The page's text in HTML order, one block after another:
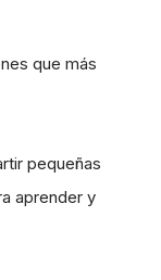
que más
pequeñas
aprender y